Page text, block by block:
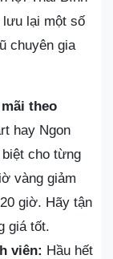
lưu lại một số
chuyên gia
theo
hay Ngon
cho từng
vàng giảm
giờ. Hãy tận
giá tốt.
viên: Hầu hết